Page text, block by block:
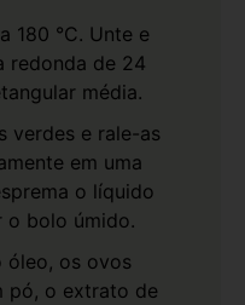
180 °C. Unte e
redonda de 24
média.
verdes e rale-as
em uma
o líquido
bolo úmido.
óleo, os ovos
pó, o extrato de